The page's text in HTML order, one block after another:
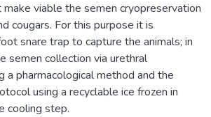
viable the semen cryopreservation
cougars. For this purpose it is
snare trap to capture the animals; in
semen collection via urethral
a pharmacological method and the
using a recyclable ice frozen in
cooling step.